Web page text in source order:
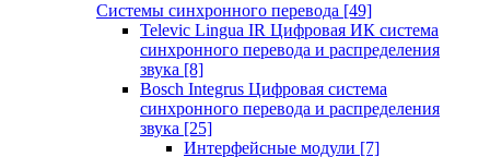
Системы синхронного перевода [49]
Televic Lingua IR Цифровая ИК система
синхронного перевода и распределения
звука [8]
Bosch Integrus Цифровая система
синхронного перевода и распределения
звука [25]
Интерфейсные модули [7]